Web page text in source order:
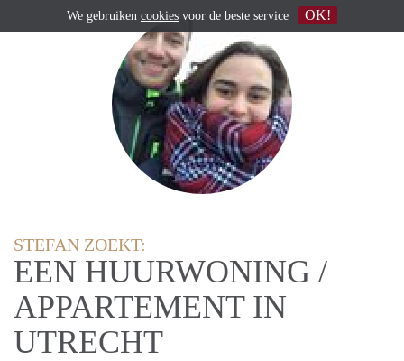
STEFAN ZOEKT:
EEN HUURWONING /
APPARTEMENT IN
UTRECHT
We gebruiken cookies voor de beste service OK!